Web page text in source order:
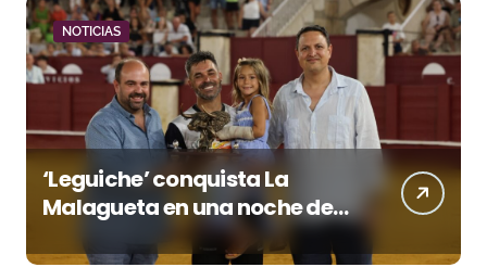
NOTICIAS
‘Leguiche’ conquista La
Malagueta en una noche de
recortes, emoción y gran
ambiente